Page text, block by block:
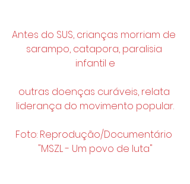
Antes do SUS, crianças morriam de
sarampo, catapora, paralisia
infantil e
outras doenças curáveis, relata
liderança do movimento popular.
Foto: Reprodução/Documentário
"MSZL - Um povo de luta"